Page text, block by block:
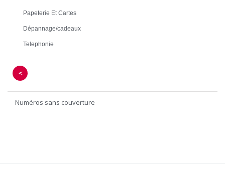
Papeterie Et Cartes
Dépannage/cadeaux
Telephonie
＜
Numéros sans couverture